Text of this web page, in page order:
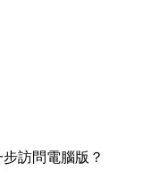
訪問電腦版？